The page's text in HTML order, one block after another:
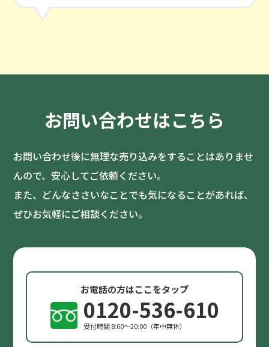
お問い合わせはこちら
お問い合わせ後に無理な売り込みをすることはありませ
んので、安心してご依頼ください。
また、どんなささいなことでも気になることがあれば、
ぜひお気軽にご相談ください。
お電話の方はここをタップ
0120-536-610
受付時間 8:00〜20:00（年中無休）